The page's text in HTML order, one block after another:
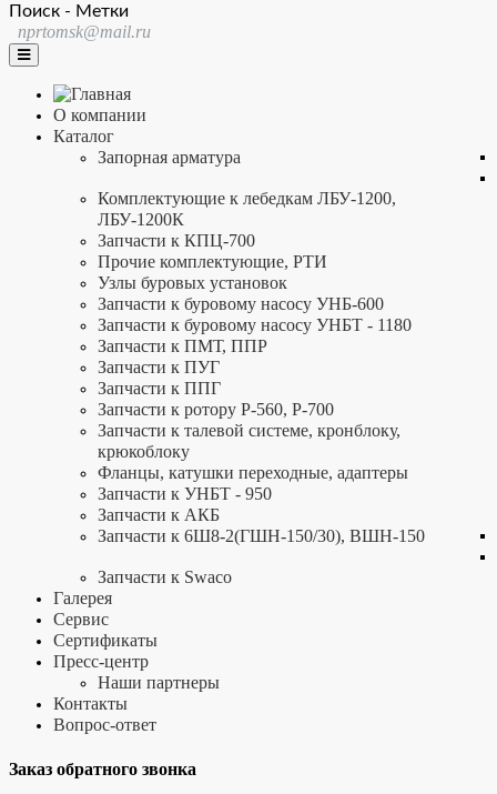
Поиск - Метки
nprtomsk@mail.ru
О компании
Каталог
Запорная арматура
Комплектующие к лебедкам ЛБУ-1200,
ЛБУ-1200К
Запчасти к КПЦ-700
Прочие комплектующие, РТИ
Узлы буровых установок
Запчасти к буровому насосу УНБ-600
Запчасти к буровому насосу УНБТ - 1180
Запчасти к ПМТ, ППР
Запчасти к ПУГ
Запчасти к ППГ
Запчасти к ротору Р-560, Р-700
Запчасти к талевой системе, кронблоку,
крюкоблоку
Фланцы, катушки переходные, адаптеры
Запчасти к УНБТ - 950
Запчасти к АКБ
Запчасти к 6Ш8-2(ГШН-150/30), ВШН-150
Запчасти к Swaco
Галерея
Сервис
Сертификаты
Пресс-центр
Наши партнеры
Контакты
Вопрос-ответ
Заказ обратного звонка